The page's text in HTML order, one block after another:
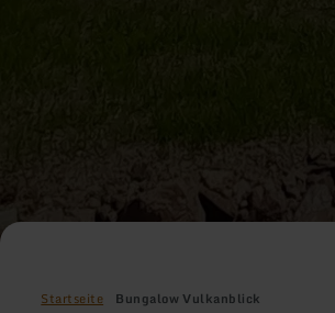
Startseite Bungalow Vulkanblick